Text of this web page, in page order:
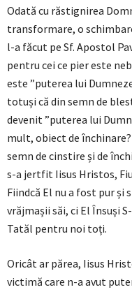
Odată cu răstignirea
transformare, o
l-a făcut pe Sf. Apostol
pentru cei ce pier este
este ”puterea lui
totuși că din semn de
devenit ”puterea lui
mult, obiect de
semn de cinstire și de
s-a jertfit Iisus Hristos,
Fiindcă El nu a fost pur
vrăjmașii săi, ci El Însuși
Tatăl pentru noi toți.
Oricât ar părea, Iisus
victimă care n-a avut